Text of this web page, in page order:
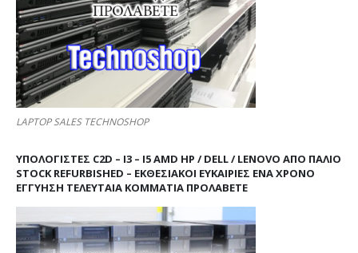
LAPTOP SALES TECHNOSHOP
ΥΠΟΛΟΓΙΣΤΕΣ C2D – I3 – I5 AMD HP / DELL / LENOVO ΑΠΟ ΠΑΛΙΌ
STOCK REFURBISHED – ΕΚΘΕΣΙΑΚΟΊ ΕΥΚΑΙΡΊΕΣ ΈΝΑ ΧΡΌΝΟ
ΕΓΓΎΗΣΗ ΤΕΛΕΥΤΑΊΑ ΚΟΜΜΆΤΙΑ ΠΡΟΛΑΒΕΤΕ